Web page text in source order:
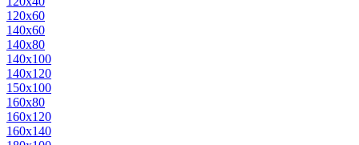
120х60
140х60
140х80
140х100
140х120
150х100
160х80
160х120
160х140